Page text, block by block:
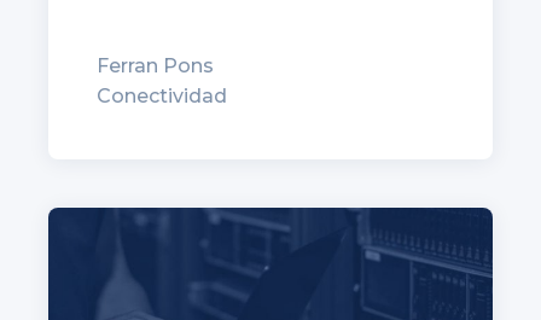
Ferran Pons
Conectividad